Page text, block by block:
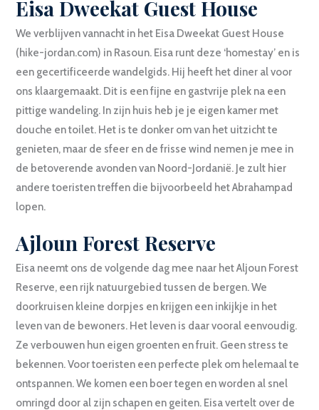
Eisa Dweekat Guest House
We verblijven vannacht in het Eisa Dweekat Guest House
(hike-jordan.com) in Rasoun. Eisa runt deze ‘homestay’ en is
een gecertificeerde wandelgids. Hij heeft het diner al voor
ons klaargemaakt. Dit is een fijne en gastvrije plek na een
pittige wandeling. In zijn huis heb je je eigen kamer met
douche en toilet. Het is te donker om van het uitzicht te
genieten, maar de sfeer en de frisse wind nemen je mee in
de betoverende avonden van Noord-Jordanië. Je zult hier
andere toeristen treffen die bijvoorbeeld het Abrahampad
lopen.
Ajloun Forest Reserve
Eisa neemt ons de volgende dag mee naar het Aljoun Forest
Reserve, een rijk natuurgebied tussen de bergen. We
doorkruisen kleine dorpjes en krijgen een inkijkje in het
leven van de bewoners. Het leven is daar vooral eenvoudig.
Ze verbouwen hun eigen groenten en fruit. Geen stress te
bekennen. Voor toeristen een perfecte plek om helemaal te
ontspannen. We komen een boer tegen en worden al snel
omringd door al zijn schapen en geiten. Eisa vertelt over de